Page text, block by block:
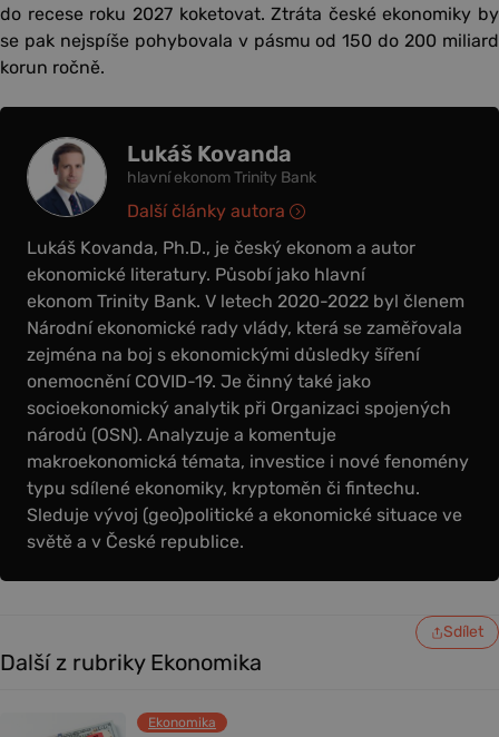
do recese roku 2027 koketovat. Ztráta české ekonomiky by
se pak nejspíše pohybovala v pásmu od 150 do 200 miliard
korun ročně.
Lukáš Kovanda
hlavní ekonom Trinity Bank
Lukáš Kovanda, Ph.D., je český ekonom a autor
ekonomické literatury. Působí jako hlavní
ekonom Trinity Bank. V letech 2020-2022 byl členem
Národní ekonomické rady vlády, která se zaměřovala
zejména na boj s ekonomickými důsledky šíření
onemocnění COVID-19. Je činný také jako
socioekonomický analytik při Organizaci spojených
národů (OSN). Analyzuje a komentuje
makroekonomická témata, investice i nové fenomény
typu sdílené ekonomiky, kryptoměn či fintechu.
Sleduje vývoj (geo)politické a ekonomické situace ve
světě a v České republice.
Další články autora
Sdílet
Další z rubriky Ekonomika
Ekonomika